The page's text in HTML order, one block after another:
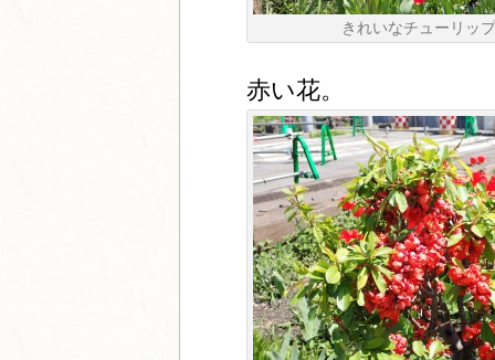
きれいなチューリップ
赤い花。